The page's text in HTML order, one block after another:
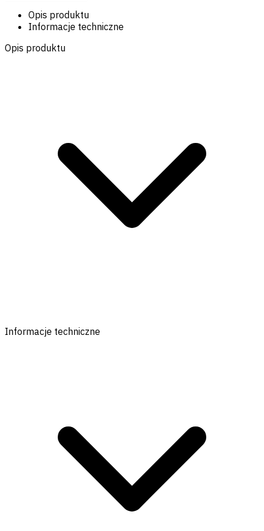
Opis produktu
Informacje techniczne
Opis produktu
Informacje techniczne